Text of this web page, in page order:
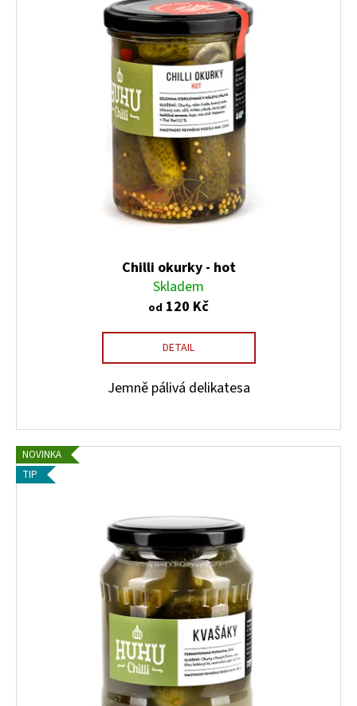
Chilli okurky - hot
Skladem
od 120 Kč
DETAIL
Jemně pálivá delikatesa
NOVINKA
TIP